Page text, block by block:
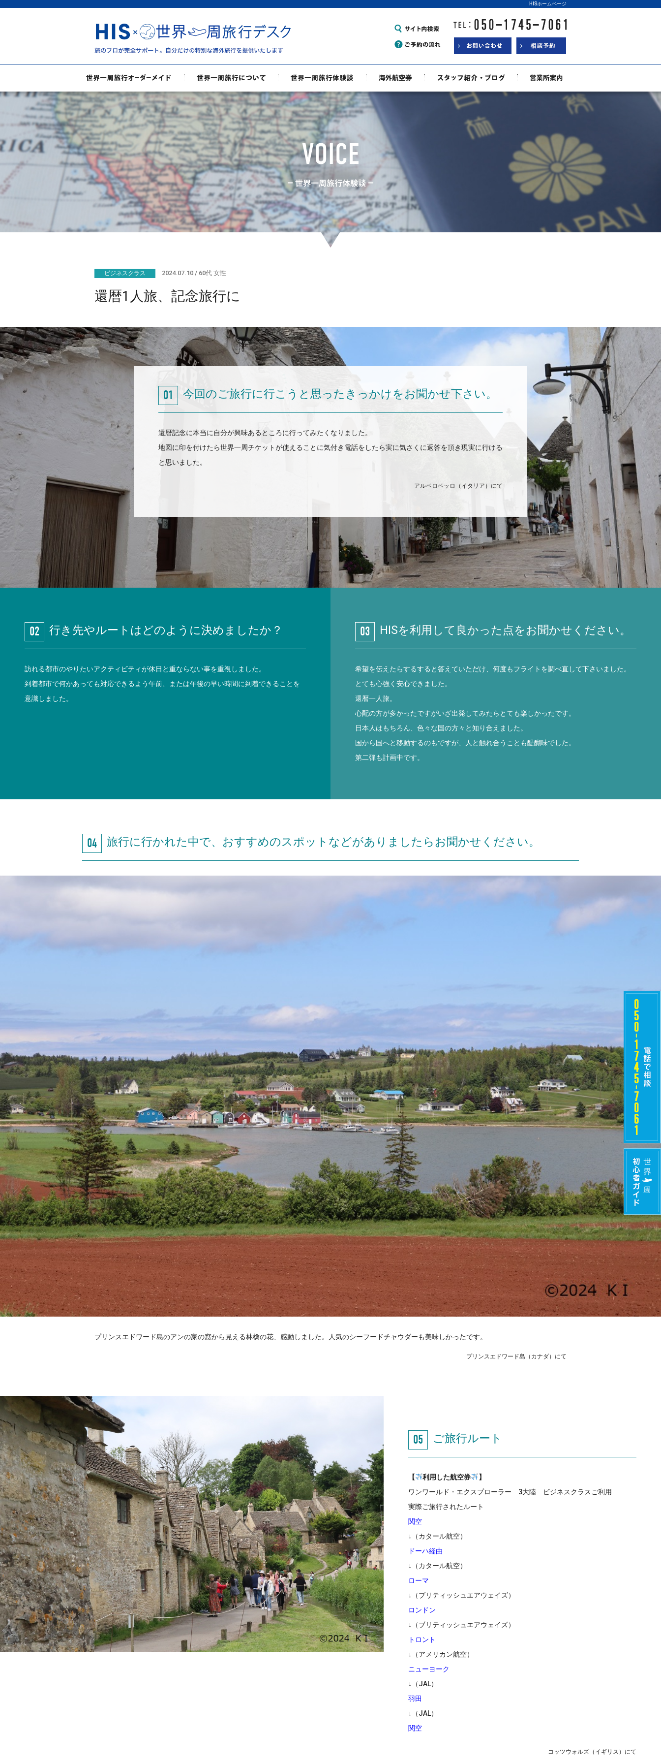
HISホームページ
ビジネスクラス 2024.07.10 60代 女性
還暦1人旅、記念旅行に
今回のご旅行に行こうと思ったきっかけをお聞かせ下さい。
還暦記念に本当に自分が興味あるところに行ってみたくなりました。
地図に印を付けたら世界一周チケットが使えることに気付き電話をしたら実に気さくに返答を頂き現実に行ける
と思いました。
アルベロベッロ（イタリア）にて
行き先やルートはどのように決めましたか？
訪れる都市のやりたいアクティビティが休日と重ならない事を重視しました。
到着都市で何かあっても対応できるよう午前、または午後の早い時間に到着できることを
意識しました。
HISを利用して良かった点をお聞かせください。
希望を伝えたらするすると答えていただけ、何度もフライトを調べ直して下さいました。
とても心強く安心できました。
還暦一人旅。
心配の方が多かったですがいざ出発してみたらとても楽しかったです。
日本人はもちろん、色々な国の方々と知り合えました。
国から国へと移動するのもですが、人と触れ合うことも醍醐味でした。
第二弾も計画中です。
旅行に行かれた中で、おすすめのスポットなどがありましたらお聞かせください。
プリンスエドワード島のアンの家の窓から見える林檎の花、感動しました。人気のシーフードチャウダーも美味しかったです。
プリンスエドワード島（カナダ）にて
ご旅行ルート
【 利用した航空券
】
ワンワールド・エクスプローラー 3大陸 ビジネスクラスご利用
実際ご旅行されたルート
関空
↓（カタール航空）
ドーハ経由
↓（カタール航空）
ローマ
↓（ブリティッシュエアウェイズ）
ロンドン
↓（ブリティッシュエアウェイズ）
トロント
↓（アメリカン航空）
ニューヨーク
↓（JAL）
羽田
↓（JAL）
関空
コッツウォルズ（イギリス）にて